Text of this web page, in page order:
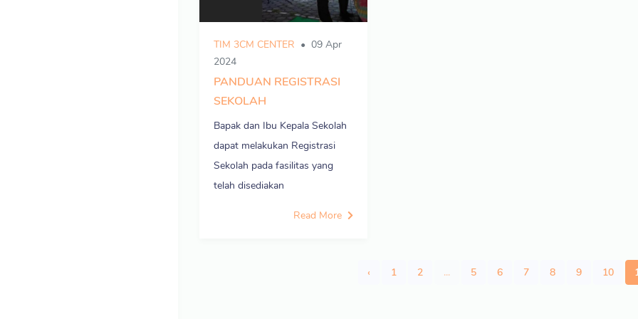
TIM 3CM CENTER
09 Apr
2024
PANDUAN REGISTRASI
SEKOLAH
Bapak dan Ibu Kepala Sekolah
dapat melakukan Registrasi
Sekolah pada fasilitas yang
telah disediakan
Read More
‹ 1 2 ... 5 6 7 8 9 10